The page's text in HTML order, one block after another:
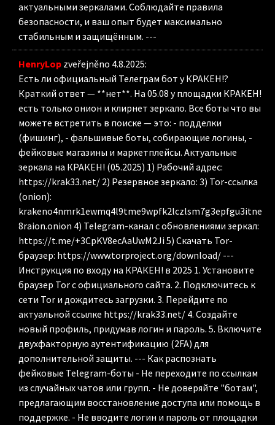
актуальными зеркалами. Соблюдайте правила
безопасности, и ваш опыт будет максимально
стабильным и защищённым. ---
HenryLop zveřejněno 4.8.2025:
Есть ли официальный Телеграм бот у КРАКЕН!?
Краткий ответ — **нет**. На 05.08 у площадки КРАКЕН!
есть только онион и клирнет зеркало. Все боты что вы
можете встретить в поиске — это: - подделки
(фишинг), - фальшивые боты, собирающие логины, -
фейковые магазины и маркетплейсы. Актуальные
зеркала на КРАКЕН! (05.2025) 1) Рабочий адрес:
https://krak33.net/ 2) Резервное зеркало: 3) Tor-ссылка
(onion):
krakeno4nmrk1ewmq4l9tme9wpfk2lczlsm7g3epfgu3itne
8raion.onion 4) Telegram-канал с обновлениями зеркал:
https://t.me/+3CpKV8ecAaUwM2Ji 5) Скачать Tor-
браузер: https://www.torproject.org/download/ ---
Инструкция по входу на КРАКЕН! в 2025 1. Установите
браузер Tor с официального сайта. 2. Подключитесь к
сети Tor и дождитесь загрузки. 3. Перейдите по
актуальной ссылке https://krak33.net/ 4. Создайте
новый профиль, придумав логин и пароль. 5. Включите
двухфакторную аутентификацию (2FA) для
дополнительной защиты. --- Как распознать
фейковые Telegram-боты - Не переходите по ссылкам
из случайных чатов или групп. - Не доверяйте "ботам",
предлагающим восстановление доступа или помощь в
поддержке. - Не вводите логин и пароль от площадки